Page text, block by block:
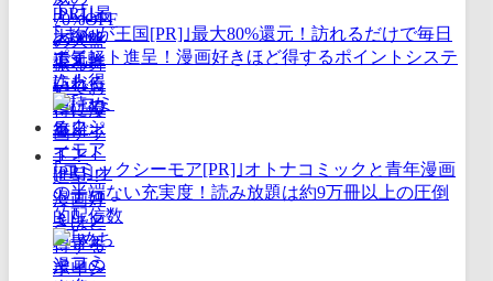
｢まんが王国[PR]｣最大80%還元！訪れるだけで毎日
ポイント進呈！漫画好きほど得するポイントシステ
ム！
｢コミックシーモア[PR]｣オトナコミックと青年漫画
の半端ない充実度！読み放題は約9万冊以上の圧倒
的配信数